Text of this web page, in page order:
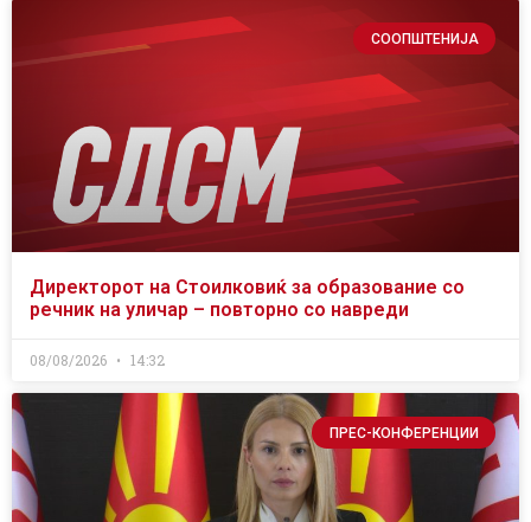
СООПШТЕНИЈА
Директорот на Стоилковиќ за образование со
речник на уличар – повторно со навреди
08/08/2026 14:32
ПРЕС-КОНФЕРЕНЦИИ